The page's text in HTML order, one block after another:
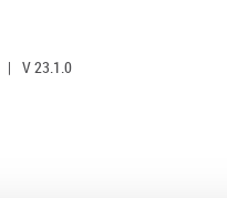
| V 23.1.0